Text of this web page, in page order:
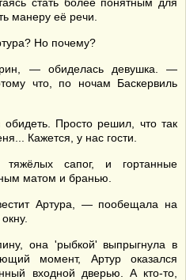
манеру её речи.
Но почему?
— обиделась девушка. —
что, по ночам Баскервиль
Просто решил, что так
Кажется, у нас гости.
тяжёлых сапог, и гортанные
матом и бранью.
Артура, — пообещала на
она 'рыбкой' выпрыгнула в
момент, Артур оказался
входной дверью. А кто-то,